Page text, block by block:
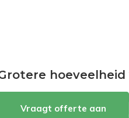
hoeveelheid
Vraagt offerte aan